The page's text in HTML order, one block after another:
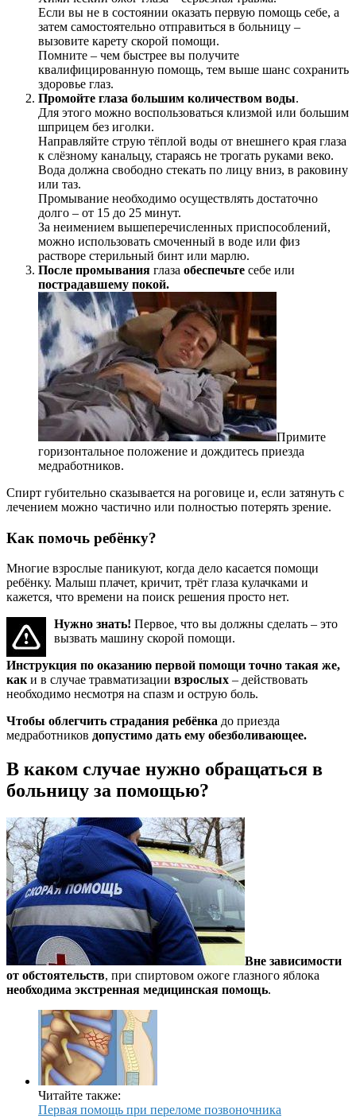
Если вы не в состоянии оказать первую помощь себе, а
затем самостоятельно отправиться в больницу –
вызовите карету скорой помощи.
Помните – чем быстрее вы получите
квалифицированную помощь, тем выше шанс сохранить
здоровье глаз.
Промойте глаза большим количеством воды.
Для этого можно воспользоваться клизмой или большим
шприцем без иголки.
Направляйте струю тёплой воды от внешнего края глаза
к слёзному канальцу, стараясь не трогать руками веко.
Вода должна свободно стекать по лицу вниз, в раковину
или таз.
Промывание необходимо осуществлять достаточно
долго – от 15 до 25 минут.
За неимением вышеперечисленных приспособлений,
можно использовать смоченный в воде или физ
растворе стерильный бинт или марлю.
После промывания глаза обеспечьте себе или
пострадавшему покой.
Примите
горизонтальное положение и дождитесь приезда
медработников.
Спирт губительно сказывается на роговице и, если затянуть с
лечением можно частично или полностью потерять зрение.
Как помочь ребёнку?
Многие взрослые паникуют, когда дело касается помощи
ребёнку. Малыш плачет, кричит, трёт глаза кулачками и
кажется, что времени на поиск решения просто нет.
Нужно знать! Первое, что вы должны сделать – это
вызвать машину скорой помощи.
Инструкция по оказанию первой помощи точно такая же,
как и в случае травматизации взрослых – действовать
необходимо несмотря на спазм и острую боль.
Чтобы облегчить страдания ребёнка до приезда
медработников допустимо дать ему обезболивающее.
В каком случае нужно обращаться в
больницу за помощью?
Вне зависимости
от обстоятельств, при спиртовом ожоге глазного яблока
необходима экстренная медицинская помощь.
Читайте также:
Первая помощь при переломе позвоночника